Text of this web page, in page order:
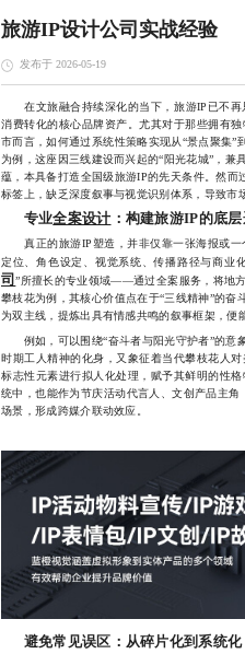
旅游IP设计公司实战经验
发布于 2026-05-19
在文旅融合持续深化的当下，旅游IP已不再
消费转化的核心品牌资产。尤其对于那些拥有
市而言，如何通过系统性策略实现从“景点聚集”
为例，这座因三线建设而兴起的“阳光花城”，
蕴，本具备打造全国级旅游IP的先天条件。然而
标签上，缺乏深度叙事与视觉识别体系，导致
专业全案设计 ：构建旅游IP的底
真正的旅游IP塑造，并非仅靠一张海报或一
定位、角色设定、视觉系统、传播路径与商业
司”所擅长的专业领域——通过全案服务，将地
攀枝花为例，其核心价值点在于“三线精神”的奋
为双主线，提炼出具有情感共鸣的叙事框架，便
例如，可以围绕“奋斗者与阳光守护者”的意
时期工人精神的化身，又象征着当代攀枝花人
标志性元素进行拟人化处理，赋予其鲜明的性
统中，也能作为节庆活动代言人、文创产品主
场景，形成跨媒介联动效应。
避免常见误区：从碎片化到系统化